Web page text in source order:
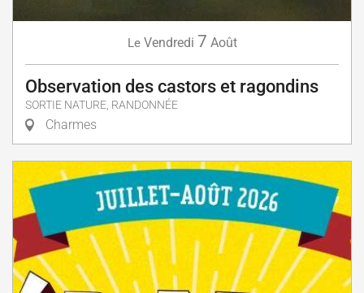
Le Vendredi 7 Août
Observation des castors et ragondins
SORTIE NATURE, RANDONNÉE
Charmes